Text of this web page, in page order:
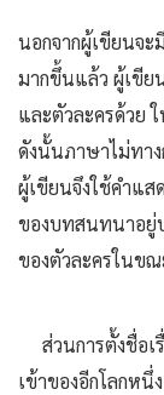
นอกจากผู้เขียนจะ
มากขึ้นแล้ว ผู้เขีย
และตัวละครด้วย ใ
ดังนั้นภาษาไม่ทาง
ผู้เขียนจึงใช้คำแ
ของบทสนทนาอยู่
ของตัวละครในข
ส่วนการตั้งชื่อเ
เข้าของอีกโลกห